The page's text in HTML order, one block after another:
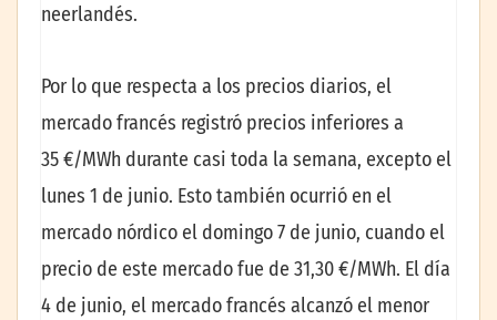
neerlandés.
Por lo que respecta a los precios diarios, el
mercado francés registró precios inferiores a
35 €/MWh durante casi toda la semana, excepto el
lunes 1 de junio. Esto también ocurrió en el
mercado nórdico el domingo 7 de junio, cuando el
precio de este mercado fue de 31,30 €/MWh. El día
4 de junio, el mercado francés alcanzó el menor